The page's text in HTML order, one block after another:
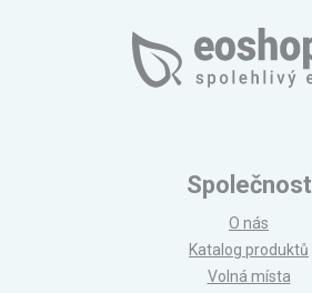
Společnost
O nás
Katalog produktů
Volná místa